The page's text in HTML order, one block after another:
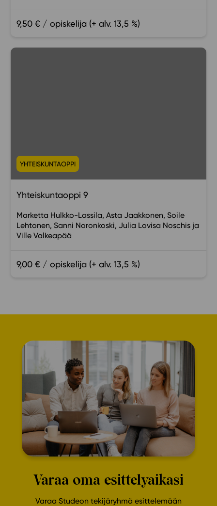
9,50 € / opiskelija (+ alv. 13,5 %)
YHTEISKUNTAOPPI
Yhteiskuntaoppi 9
Marketta Hulkko-Lassila Asta Jaakkonen Soile
Lehtonen Sanni Noronkoski Julia Lovisa Noschis
Ville Valkeapää
9,00 € / opiskelija (+ alv. 13,5 %)
Varaa oma esittelyaikasi
Varaa Studeon tekijäryhmä esittelemään